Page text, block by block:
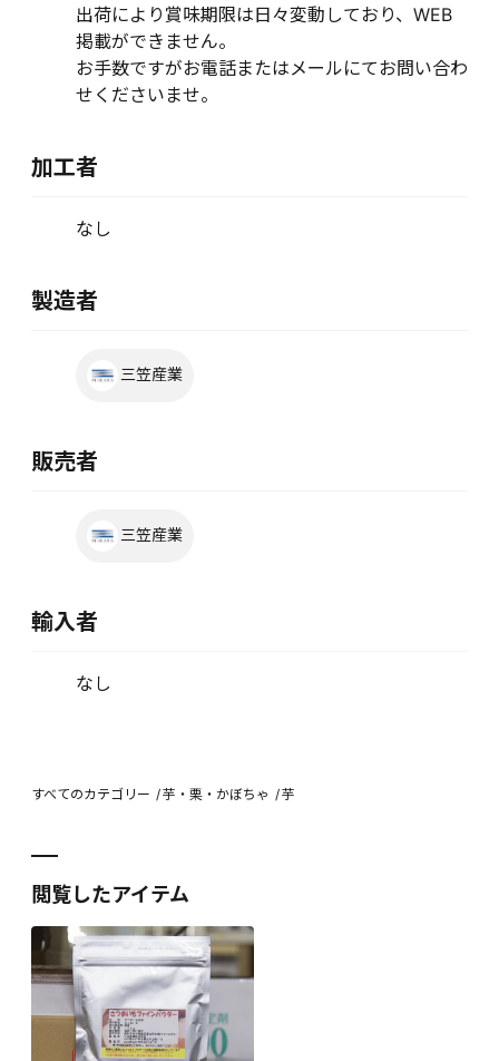
出荷により賞味期限は日々変動しており、WEB
掲載ができません。
お手数ですがお電話またはメールにてお問い合わ
せくださいませ。
加工者
なし
製造者
三笠産業
販売者
三笠産業
輸入者
なし
すべてのカテゴリー 芋・栗・かぼちゃ 芋
閲覧したアイテム